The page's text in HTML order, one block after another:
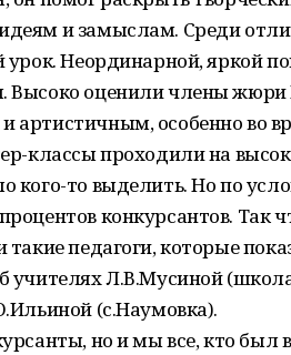
и замыслам. Среди
Неординарной, яркой
Высоко оценили члены жюри
артистичным, особенно во
классы проходили на
кого-то выделить. Но по
конкурсантов. Так
такие педагоги, которые
учителях Л.В.Мусиной
(с.Наумовка).
но и мы все, кто